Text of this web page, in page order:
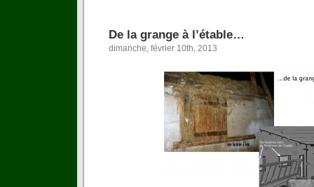
De la grange à l’étable…
dimanche, février 10th, 2013